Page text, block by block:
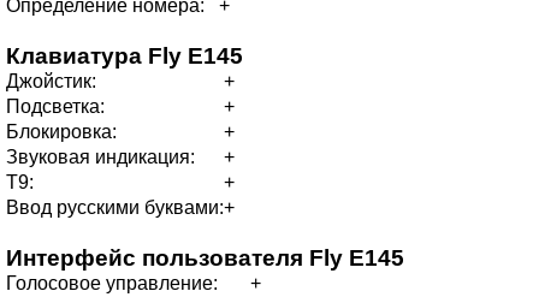
Определение номера:
+
Клавиатура Fly E145
Джойстик:
+
Подсветка:
+
Блокировка:
+
Звуковая индикация:
+
T9:
+
Ввод русскими буквами:+
Интерфейс пользователя Fly E145
Голосовое управление:
+